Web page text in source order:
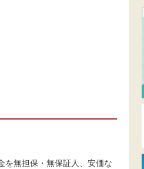
を無担保・無保証人、安価な